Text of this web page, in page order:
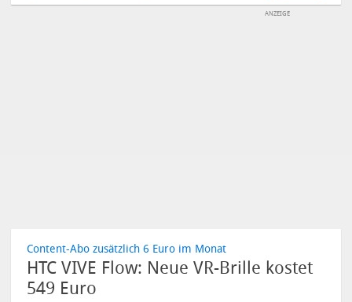
Content-Abo zusätzlich 6 Euro im Monat
HTC VIVE Flow: Neue VR-Brille kostet
549 Euro